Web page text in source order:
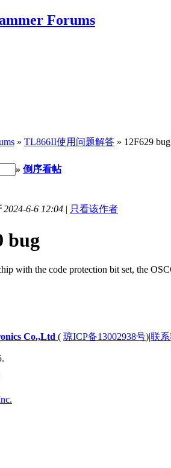
» TL866II使用问题解答 » 12F629 bug
» 倒序看帖
2024-6-6 12:04 | 只看该作者
bug
with the code protection bit set, the
Co.,Ltd ( 琼ICP备13002938号)|联